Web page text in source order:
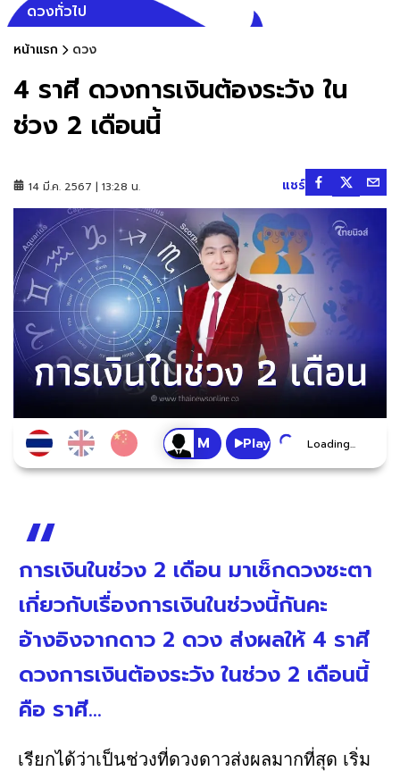
ดวงทั่วไป
หน้าแรก ดวง
4 ราศี ดวงการเงินต้องระวัง ใน
ช่วง 2 เดือนนี้
14 มี.ค. 2567 | 13:28 น. แชร์
Play Loading...
การเงินในช่วง 2 เดือน มาเช็กดวงชะตา
เกี่ยวกับเรื่องการเงินในช่วงนี้กันคะ
อ้างอิงจากดาว 2 ดวง ส่งผลให้ 4 ราศี
ดวงการเงินต้องระวัง ในช่วง 2 เดือนนี้
คือ ราศี...
เรียกได้ว่าเป็นช่วงที่ดวงดาวส่งผลมากที่สุด เริ่ม